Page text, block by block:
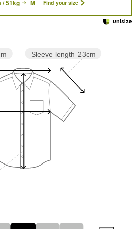
/ 51kg M Find your size
Sleeve length 23cm